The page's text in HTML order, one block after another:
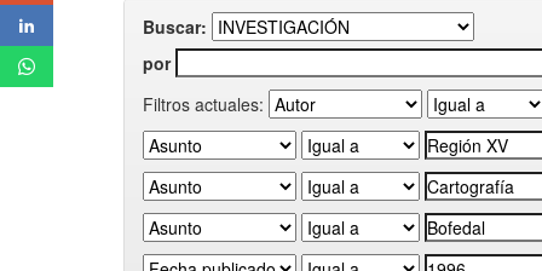
Buscar:
por
Filtros actuales: